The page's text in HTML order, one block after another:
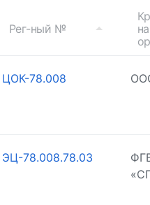
Рег-ный №
ЦОК-78.008
ЭЦ-78.008.78.03